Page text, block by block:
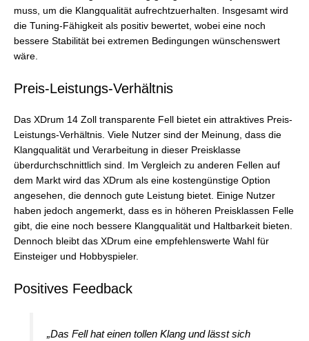
muss, um die Klangqualität aufrechtzuerhalten. Insgesamt wird
die Tuning-Fähigkeit als positiv bewertet, wobei eine noch
bessere Stabilität bei extremen Bedingungen wünschenswert
wäre.
Preis-Leistungs-Verhältnis
Das XDrum 14 Zoll transparente Fell bietet ein attraktives Preis-
Leistungs-Verhältnis. Viele Nutzer sind der Meinung, dass die
Klangqualität und Verarbeitung in dieser Preisklasse
überdurchschnittlich sind. Im Vergleich zu anderen Fellen auf
dem Markt wird das XDrum als eine kostengünstige Option
angesehen, die dennoch gute Leistung bietet. Einige Nutzer
haben jedoch angemerkt, dass es in höheren Preisklassen Felle
gibt, die eine noch bessere Klangqualität und Haltbarkeit bieten.
Dennoch bleibt das XDrum eine empfehlenswerte Wahl für
Einsteiger und Hobbyspieler.
Positives Feedback
„Das Fell hat einen tollen Klang und lässt sich